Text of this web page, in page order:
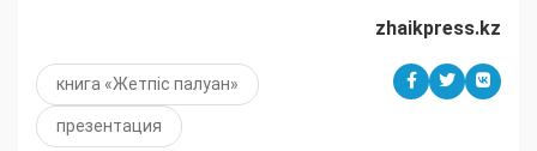
zhaikpress.kz
книга «Жетпіс палуан»
презентация